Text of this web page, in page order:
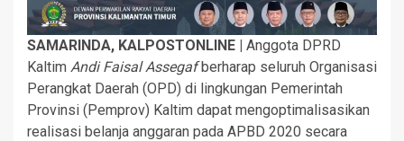
SAMARINDA, KALPOSTONLINE | Anggota DPRD
Kaltim Andi Faisal Assegafberharap seluruh Organisasi
Perangkat Daerah (OPD) di lingkungan Pemerintah
Provinsi (Pemprov) Kaltim dapat mengoptimalisasikan
realisasi belanja anggaran pada APBD 2020 secara